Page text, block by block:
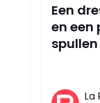
Een
en een
spullen
La